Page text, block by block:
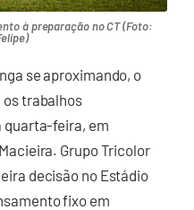
à preparação no CT (Foto:
se aproximando, o
trabalhos
quarta-feira, em
Grupo Tricolor
decisão no Estádio
fixo em